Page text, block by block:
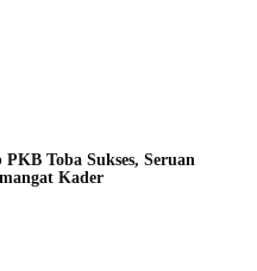
Toba Sukses, Seruan
Kader